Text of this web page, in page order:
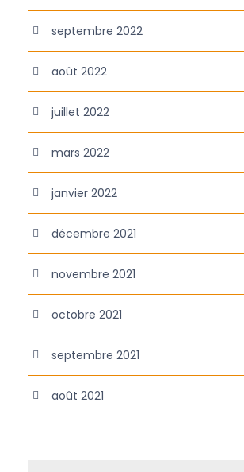
septembre 2022
août 2022
juillet 2022
mars 2022
janvier 2022
décembre 2021
novembre 2021
octobre 2021
septembre 2021
août 2021